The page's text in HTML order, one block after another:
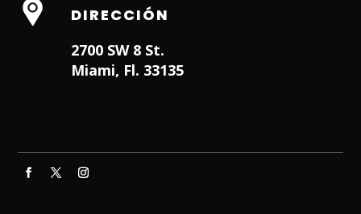
DIRECCIÓN
2700 SW 8 St.
Miami, Fl. 33135